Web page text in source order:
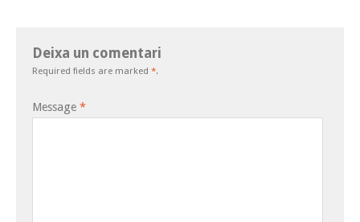
Deixa un comentari
Required fields are marked *.
Message *